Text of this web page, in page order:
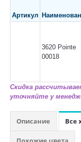
Класса пожарной
Линолеум на
СОПУСТВУЮЩИЕ
Шнур для сварки
КВАРЦ-ВИНИЛ
Артикул
3620 Pointe
00018
Скидка
уточняйте у
Описание Все